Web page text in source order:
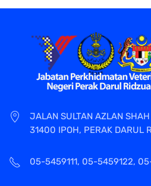
JALAN SULTAN AZLAN
31400 IPOH, PERAK DARUL
05-5459111, 05-5459122,